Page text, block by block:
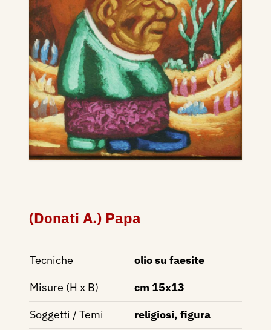
(Donati A.) Papa
Tecniche
olio su faesite
Misure (H x B)
cm 15x13
Soggetti / Temi
religiosi, figura